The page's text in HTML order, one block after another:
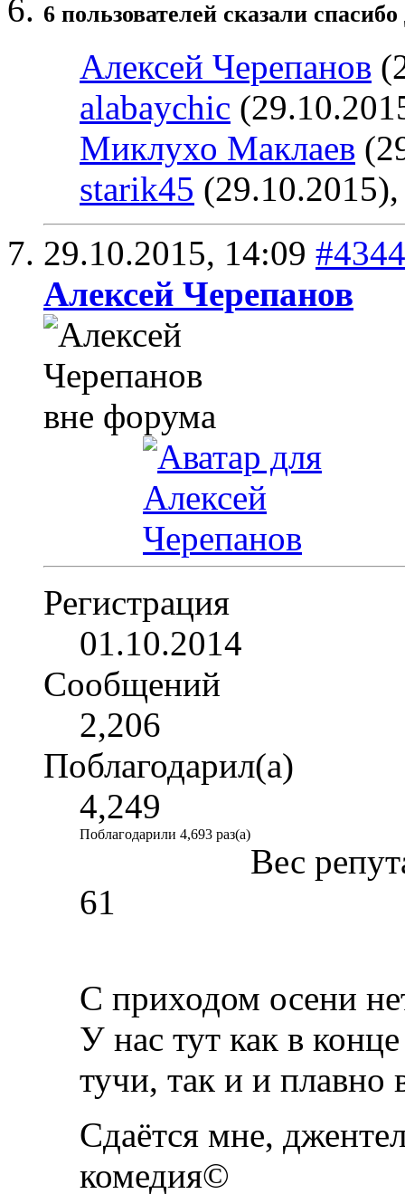
6 пользователей сказали
Алексей Черепанов
alabaychic
Миклухо Маклаев
starik45
29.10.2015, 14:09 #4344
Алексей Черепанов
Регистрация
01.10.2014
Сообщений
2,206
Поблагодарил(а)
4,249
Поблагодарили 4,693 раз(а)
Вес
61
С приходом осени
У нас тут как в
тучи, так и и плавно
Сдаётся мне,
комедия©